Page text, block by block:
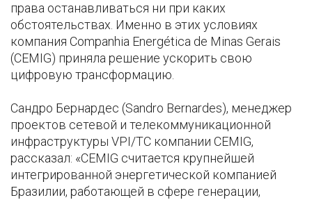
права останавливаться ни при каких
обстоятельствах. Именно в этих условиях
компания Companhia Energética de Minas Gerais
(CEMIG) приняла решение ускорить свою
цифровую трансформацию.
Сандро Бернардес (Sandro Bernardes), менеджер
проектов сетевой и телекоммуникационной
инфраструктуры VPI/TC компании CEMIG,
рассказал: «CEMIG считается крупнейшей
интегрированной энергетической компанией
Бразилии, работающей в сфере генерации,